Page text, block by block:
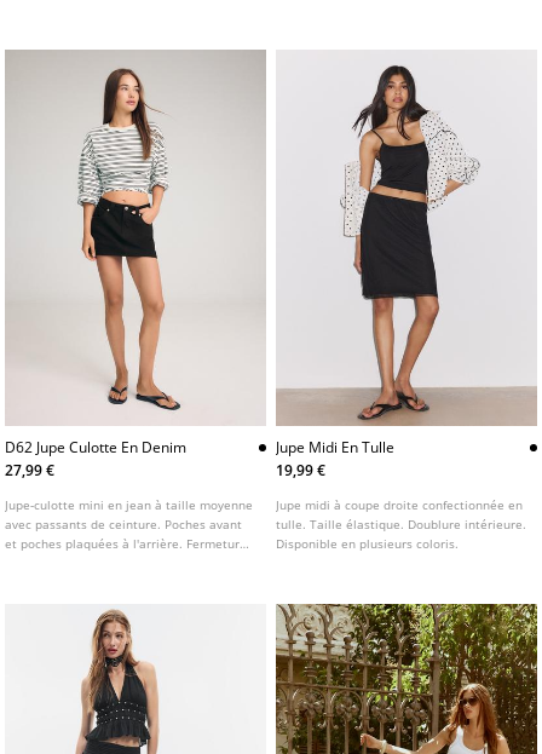
Détail de bas asymétrique.
D62 Jupe Culotte En Denim
27,99 €
Jupe-culotte mini en jean à taille moyenne
avec passants de ceinture. Poches avant
et poches plaquées à l'arrière. Fermeture
Jupe Midi En Tulle
19,99 €
Jupe midi à coupe droite confectionnée en
tulle. Taille élastique. Doublure intérieure.
Disponible en plusieurs coloris.